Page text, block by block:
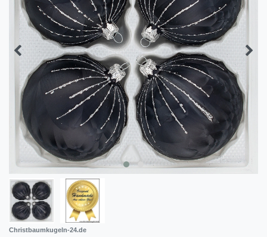
Christbaumkugeln-24.de